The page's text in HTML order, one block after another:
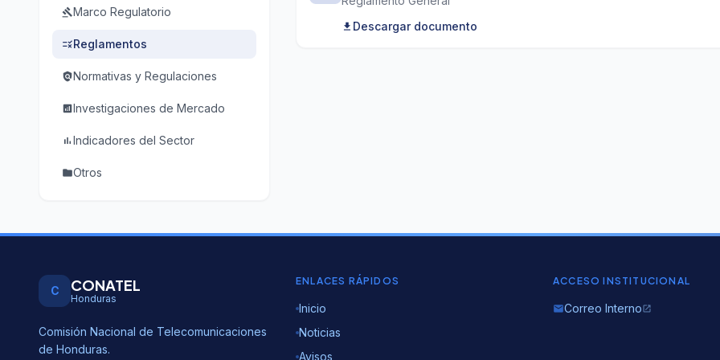
gavelMarco Regulatorio
ruleReglamentos
policyNormativas y Regulaciones
analytics Investigaciones de Mercado
bar_chart Indicadores del Sector
folderOtros
download Descargar documento
C CONATEL
Honduras
Comisión Nacional de Telecomunicaciones
de Honduras.
ENLACES RÁPIDOS
Inicio
Noticias
Avisos
ACCESO INSTITUCIONAL
emailCorreo Internoopen_in_new